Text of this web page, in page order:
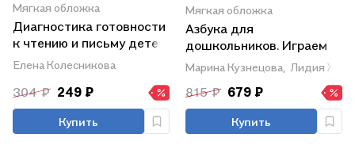
Мягкая обложка
Диагностика готовности
к чтению и письму детей
6-7 лет. Рабочая тетрадь
Елена Колесникова
304 ₽ 249 ₽
Купить
Мягкая обложка
Азбука для
дошкольников. Играем
со звуками и словами.
Рабочая тетрадь №1
Марина Кузнецова, Лидия
815 ₽ 679 ₽
Купить